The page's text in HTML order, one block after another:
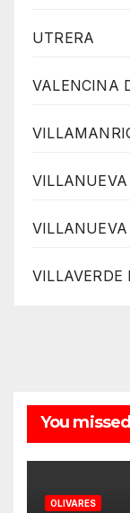
UTRERA
VALENCINA
VILLAVERDE
You missed
OLIVARES